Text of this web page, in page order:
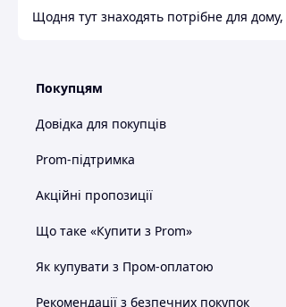
Щодня тут знаходять потрібне для
Покупцям
Довідка для покупців
Prom-підтримка
Акційні пропозиції
Що таке «Купити з Prom»
Як купувати з Пром-оплатою
Рекомендації з безпечних покупок